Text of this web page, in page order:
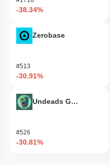
or Training
-38.34%
Zerobase
#513
-30.91%
Undeads Games
#526
-30.81%